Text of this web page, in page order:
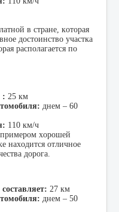
в стране, которая
достоинство участка
располагается по
: 25 км
днем – 60
110 км/ч
примером хорошей
находится отличное
дорога.
27 км
днем – 50